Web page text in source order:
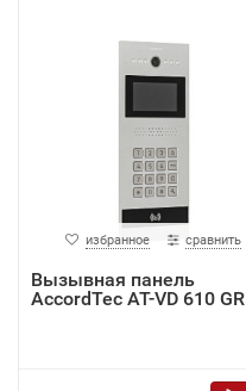
избранное сравнить
Вызывная панель
AccordTec AT-VD 610 GR